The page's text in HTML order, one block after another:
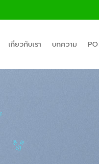
เกี่ยวกับเรา บทความ